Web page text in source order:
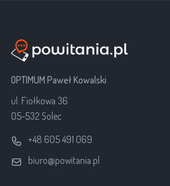
OPTIMUM Paweł Kowalski
ul. Fiołkowa 36
05-532 Solec
+48 605 491 069
biuro@powitania.pl